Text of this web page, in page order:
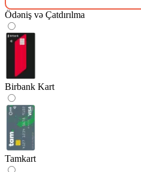
Ödəniş və Çatdırılma
Birbank Kart
Tamkart